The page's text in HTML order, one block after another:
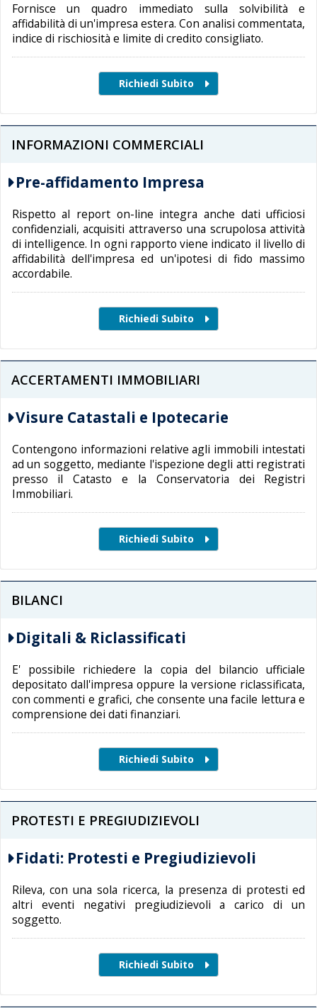
Fornisce un quadro immediato sulla solvibilità e
affidabilità di un'impresa estera. Con analisi commentata,
indice di rischiosità e limite di credito consigliato.
INFORMAZIONI COMMERCIALI
Pre-affidamento Impresa
Rispetto al report on-line integra anche dati ufficiosi
confidenziali, acquisiti attraverso una scrupolosa attività
di intelligence. In ogni rapporto viene indicato il livello di
affidabilità dell'impresa ed un'ipotesi di fido massimo
accordabile.
ACCERTAMENTI IMMOBILIARI
Visure Catastali e Ipotecarie
Contengono informazioni relative agli immobili intestati
ad un soggetto, mediante l'ispezione degli atti registrati
presso il Catasto e la Conservatoria dei Registri
Immobiliari.
BILANCI
Digitali & Riclassificati
E' possibile richiedere la copia del bilancio ufficiale
depositato dall'impresa oppure la versione riclassificata,
con commenti e grafici, che consente una facile lettura e
comprensione dei dati finanziari.
PROTESTI E PREGIUDIZIEVOLI
Fidati: Protesti e Pregiudizievoli
Rileva, con una sola ricerca, la presenza di protesti ed
altri eventi negativi pregiudizievoli a carico di un
soggetto.